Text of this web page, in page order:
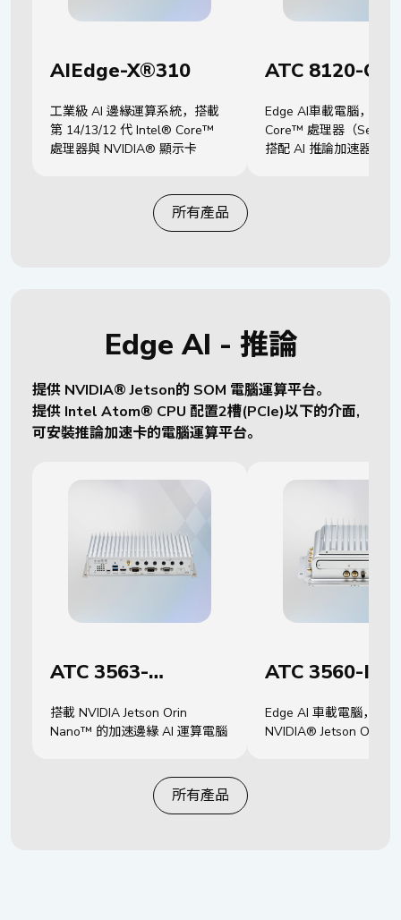
AIEdge-X®310
工業級 AI 邊緣運算系統，搭載
第 14/13/12 代 Intel® Core™
處理器與 NVIDIA® 顯示卡
ATC 8120-C4F
Edge AI車載電腦，搭
Core™ 處理器（Series
搭配 AI 推論加速器，適
所有產品
Edge AI - 推論
提供 NVIDIA® Jetson的 SOM 電腦運算平台。
提供 Intel Atom® CPU 配置2槽(PCIe)以下的介面,
可安裝推論加速卡的電腦運算平台。
ATC 3563-
NA8C/NAA8CR
搭載 NVIDIA Jetson Orin
Nano™ 的加速邊緣 AI 運算電腦
ATC 3560-
NA4C
Edge AI 車載電腦，搭載
NVIDIA® Jetson Orin
所有產品